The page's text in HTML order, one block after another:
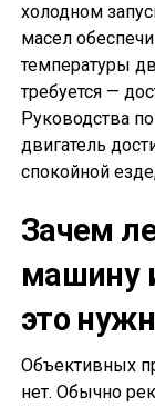
холодном
масел
температуры
требуется —
Руководства
двигатель
спокойной
Зачем
машину
это
Объективных
нет. Обычно